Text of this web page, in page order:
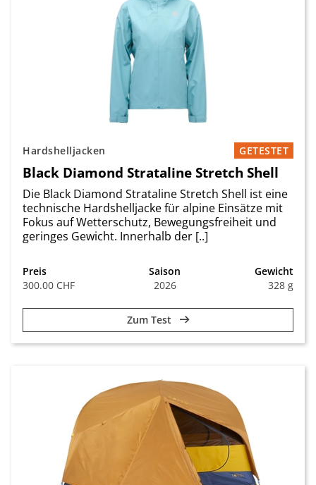
Hardshelljacken GETESTET
Black Diamond Strataline Stretch Shell
Die Black Diamond Strataline Stretch Shell ist eine
technische Hardshelljacke für alpine Einsätze mit
Fokus auf Wetterschutz, Bewegungsfreiheit und
geringes Gewicht. Innerhalb der [..]
Preis
300.00 CHF
Saison
2026
Gewicht
328 g
Zum Test